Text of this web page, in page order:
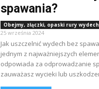
spawania?
Obejmy, złączki, opaski rury
25 września 2024
Jak uszczelnić wydech bez
jednym z najważniejszych
odpowiada za odprowadzanie
zauważasz wycieki lub